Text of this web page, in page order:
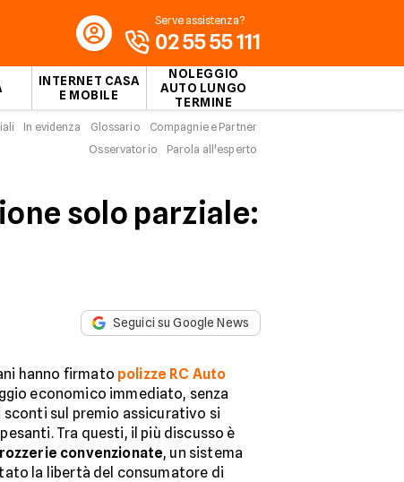
INTERNET CASA
E MOBILE
NOLEGGIO
AUTO LUNGO
TERMINE
Serve assistenza?
02 55 55 111
In evidenza Glossario
Compagnie e Partner
Osservatorio
Parola all'esperto
solo parziale:
Seguici su Google News
hanno firmato polizze RC Auto
economico immediato, senza
sul premio assicurativo si
Tra questi, il più discusso è
convenzionate, un sistema
la libertà del consumatore di